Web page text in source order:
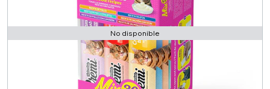
No disponible